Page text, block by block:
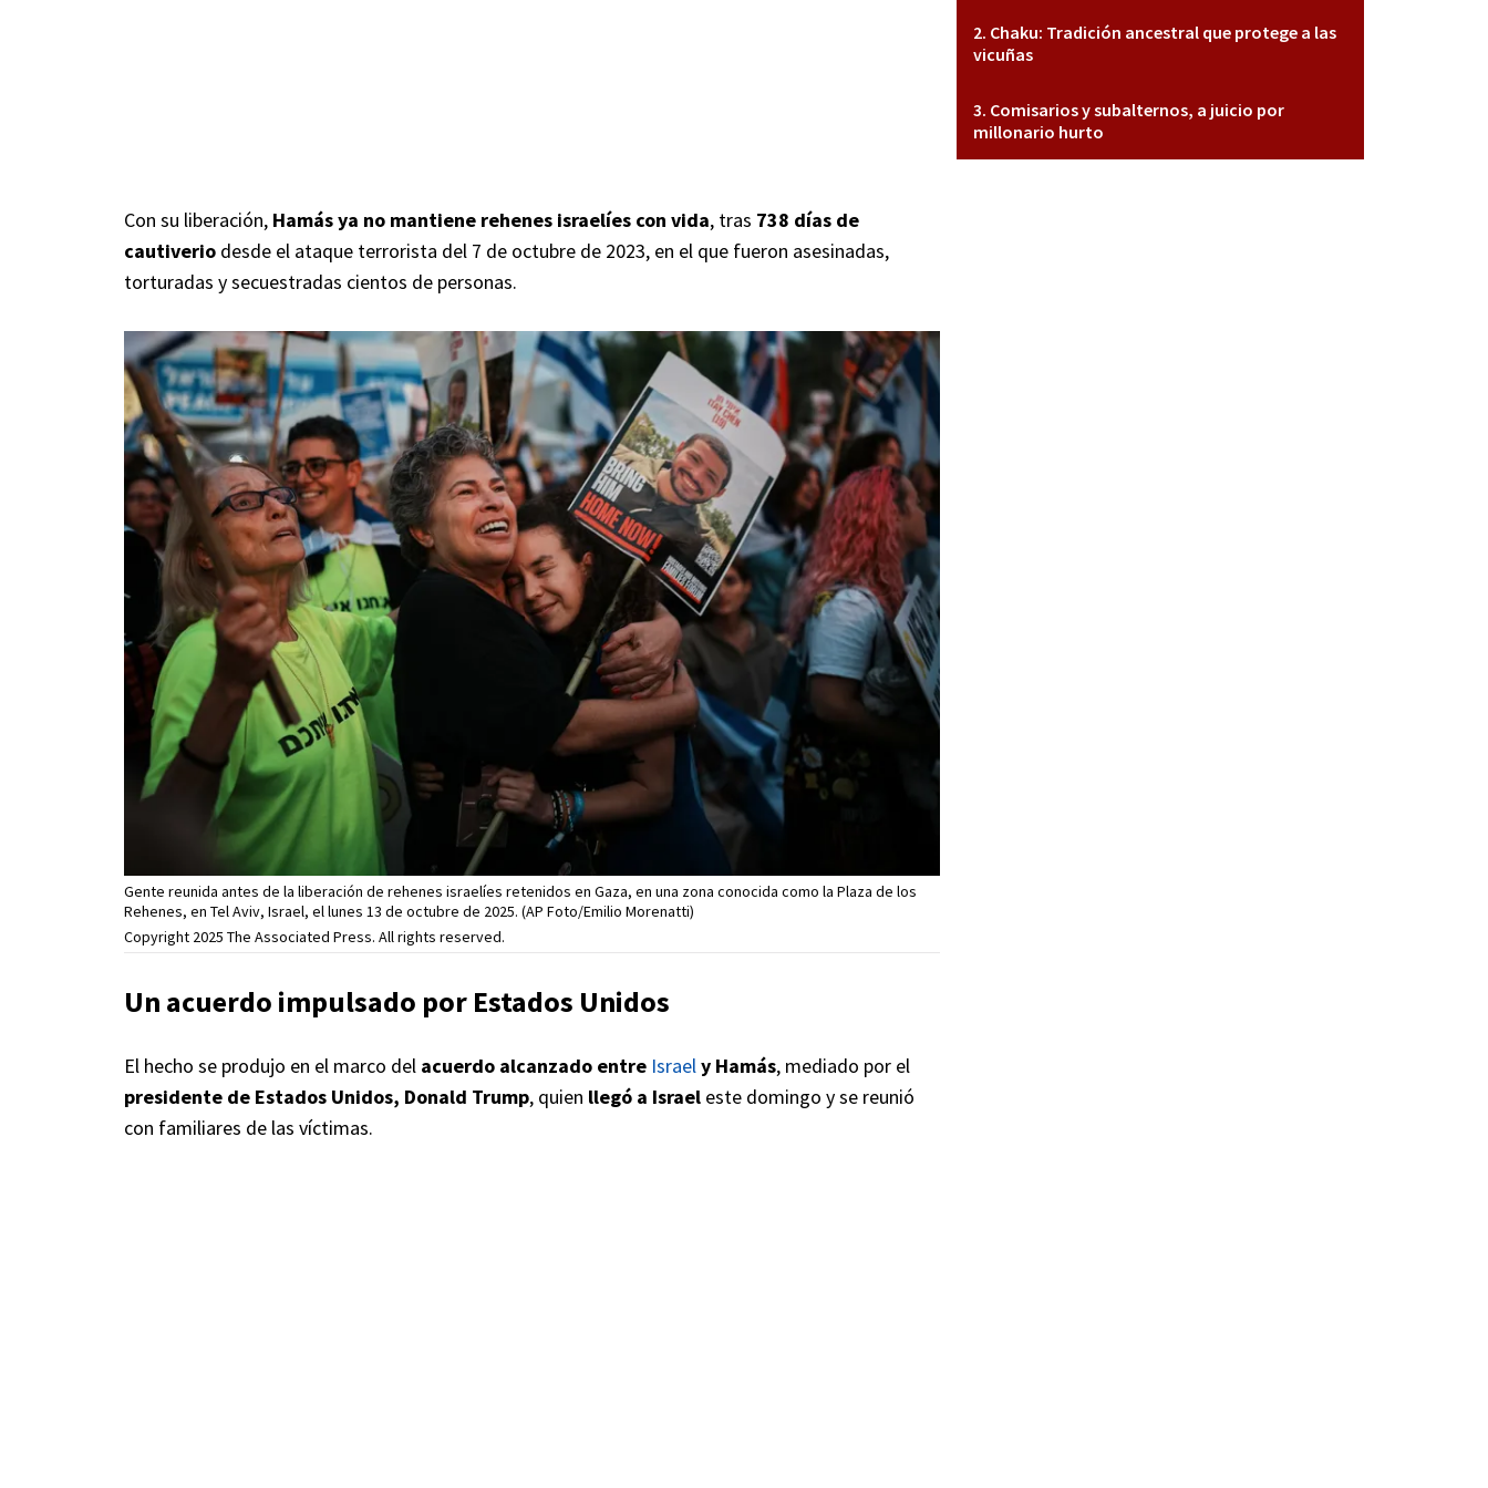
Con su liberación, Hamás ya no mantiene rehenes israelíes con vida, tras 738 días de
cautiverio desde el ataque terrorista del 7 de octubre de 2023, en el que fueron asesinadas,
torturadas y secuestradas cientos de personas.
Gente reunida antes de la liberación de rehenes israelíes retenidos en Gaza, en una zona conocida como la Plaza de los
Rehenes, en Tel Aviv, Israel, el lunes 13 de octubre de 2025. (AP Foto/Emilio Morenatti)
Copyright 2025 The Associated Press. All rights reserved.
Un acuerdo impulsado por Estados Unidos
El hecho se produjo en el marco del acuerdo alcanzado entre Israely Hamás, mediado por el
presidente de Estados Unidos, Donald Trump, quien llegó a Israel este domingo y se reunió
con familiares de las víctimas.
Chaku: Tradición ancestral que protege a las
vicuñas
Comisarios y subalternos, a juicio por
millonario hurto